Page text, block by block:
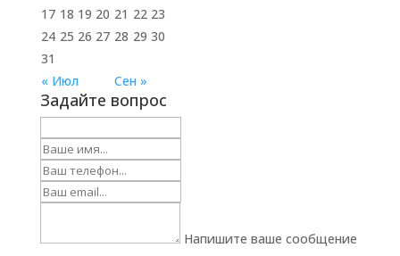
« Июл Сен »
17 18 19 20 21 22 23
24 25 26 27 28 29 30
31
Задайте вопрос
Напишите ваше сообщение